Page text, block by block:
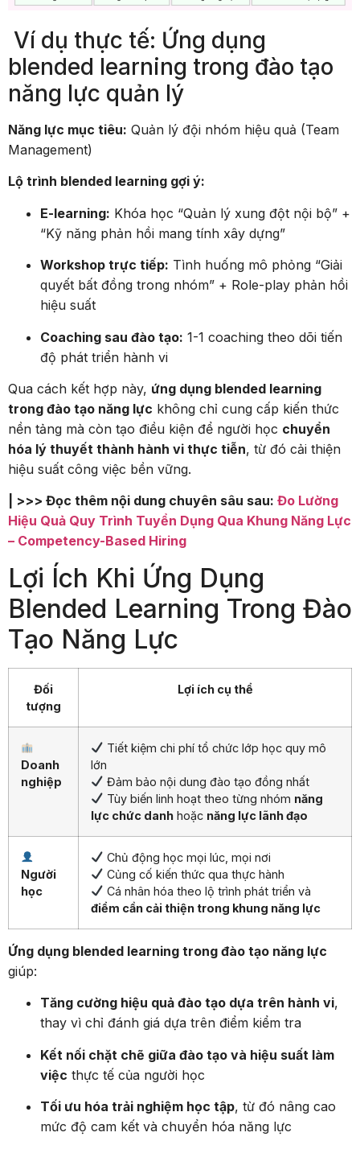
Ví dụ thực tế: Ứng dụng
blended learning trong đào tạo
năng lực quản lý
Năng lực mục tiêu: Quản lý đội nhóm hiệu quả (Team
Management)
Lộ trình blended learning gợi ý:
E-learning: Khóa học “Quản lý xung đột nội bộ” +
“Kỹ năng phản hồi mang tính xây dựng”
Workshop trực tiếp: Tình huống mô phỏng “Giải
quyết bất đồng trong nhóm” + Role-play phản hồi
hiệu suất
Coaching sau đào tạo: 1-1 coaching theo dõi tiến
độ phát triển hành vi
Qua cách kết hợp này, ứng dụng blended learning
trong đào tạo năng lực không chỉ cung cấp kiến thức
nền tảng mà còn tạo điều kiện để người học chuyển
hóa lý thuyết thành hành vi thực tiễn, từ đó cải thiện
hiệu suất công việc bền vững.
| >>> Đọc thêm nội dung chuyên sâu sau: Đo Lường
Hiệu Quả Quy Trình Tuyển Dụng Qua Khung Năng Lực
– Competency-Based Hiring
Lợi Ích Khi Ứng Dụng
Blended Learning Trong Đào
Tạo Năng Lực
Đối
tượng
Lợi ích cụ thể
Doanh
nghiệp
Tiết kiệm chi phí tổ chức lớp học quy mô
lớn
Đảm bảo nội dung đào tạo đồng nhất
Tùy biến linh hoạt theo từng nhóm năng
lực chức danh hoặc năng lực lãnh đạo
Người
học
Chủ động học mọi lúc, mọi nơi
Củng cố kiến thức qua thực hành
Cá nhân hóa theo lộ trình phát triển và
điểm cần cải thiện trong khung năng lực
Ứng dụng blended learning trong đào tạo năng lực
giúp:
Tăng cường hiệu quả đào tạo dựa trên hành vi,
thay vì chỉ đánh giá dựa trên điểm kiểm tra
Kết nối chặt chẽ giữa đào tạo và hiệu suất làm
việc thực tế của người học
Tối ưu hóa trải nghiệm học tập, từ đó nâng cao
mức độ cam kết và chuyển hóa năng lực